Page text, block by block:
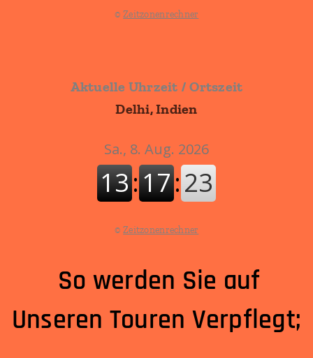
©Zeitzonenrechner
Aktuelle Uhrzeit / Ortszeit
Delhi, Indien
©Zeitzonenrechner
So werden Sie auf
Unseren Touren Verpflegt;